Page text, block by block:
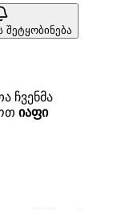
ჩვენმა
იაფი